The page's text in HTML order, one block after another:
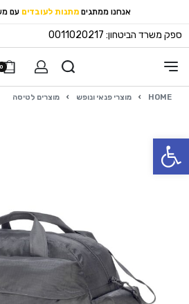
פתח סרגל נגישות
אנחנו ממתגים מתנות לעובדים עם
ספק משרד הביטחון: 0011020217
0
HOME
› מוצרי פנאי ונופש › מוצרים לטיסה